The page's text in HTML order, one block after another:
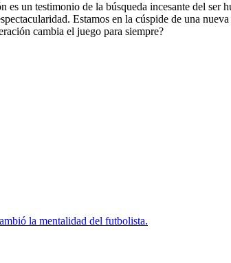
un testimonio de la búsqueda incesante del ser
Estamos en la cúspide de una
cambia el juego para siempre?
la mentalidad del futbolista.